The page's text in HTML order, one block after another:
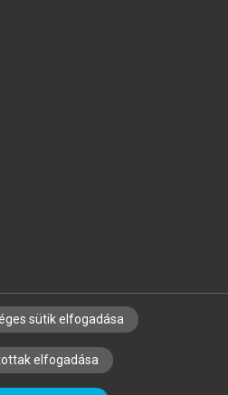
KÖNYVTÁROSOKNAK
LEKTORÁLÁSI ALAPELVEK
sütik elfogadása
elfogadása